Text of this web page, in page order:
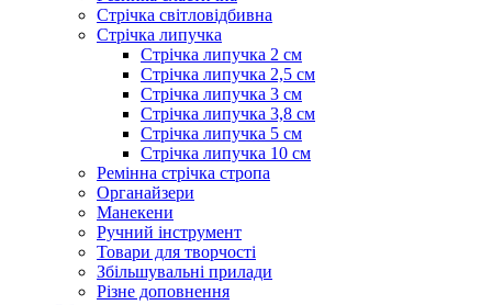
Стрічка світловідбивна
Стрічка липучка
Стрічка липучка 2 см
Стрічка липучка 2,5 см
Стрічка липучка 3 см
Стрічка липучка 3,8 см
Стрічка липучка 5 см
Стрічка липучка 10 см
Ремінна стрічка стропа
Органайзери
Манекени
Ручний інструмент
Товари для творчості
Збільшувальні прилади
Різне доповнення